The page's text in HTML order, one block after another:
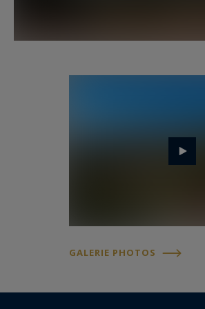
La cuisine indépendante ainsi
29 m² bénéficiant d’une vue mer
Trois chambres profitent d’un
et les reliefs de l’Estérel au loin.
À l’extérieur, la spectaculaire
GALERIE PHOTOS